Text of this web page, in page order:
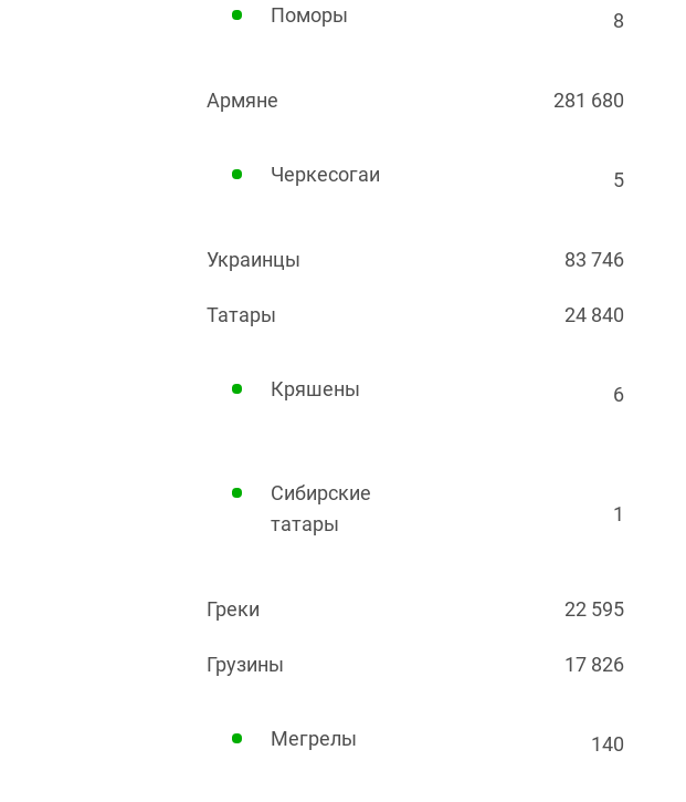
Поморы 8
Армяне 281 680
Черкесогаи 5
Украинцы 83 746
Татары 24 840
Кряшены 6
Сибирские
татары
1
Греки 22 595
Грузины 17 826
Мегрелы 140